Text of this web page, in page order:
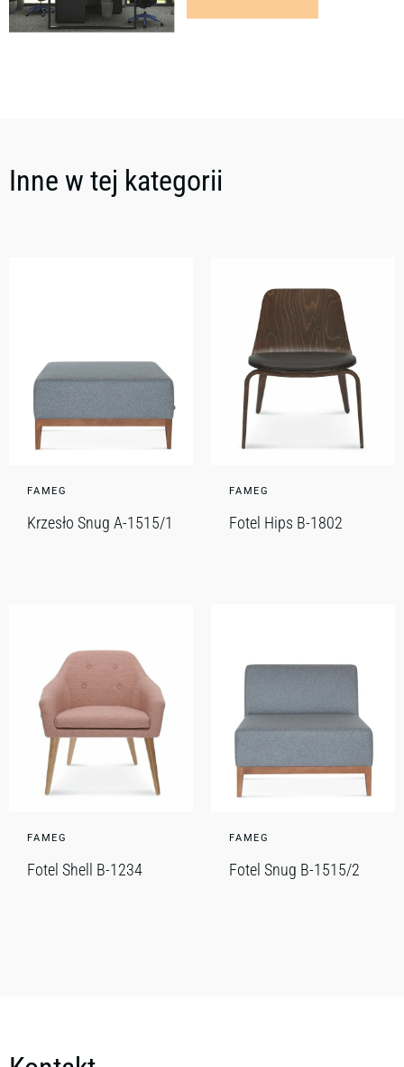
Inne w tej kategorii
FAMEG
Krzesło Snug A-1515/1
FAMEG
Fotel Hips B-1802
FAMEG
Fotel Shell B-1234
FAMEG
Fotel Snug B-1515/2